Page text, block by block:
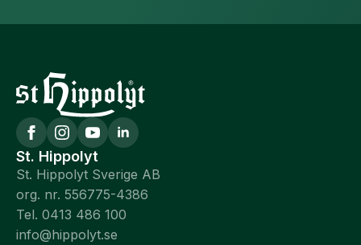
St. Hippolyt
St. Hippolyt Sverige AB
org. nr. 556775-4386
Tel. 0413 486 100
info@hippolyt.se